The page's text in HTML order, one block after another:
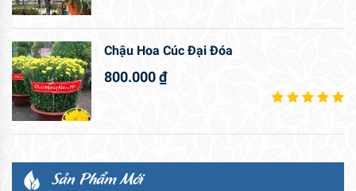
Chậu Hoa Cúc Đại Đóa
800.000₫
Sản Phẩm Mới